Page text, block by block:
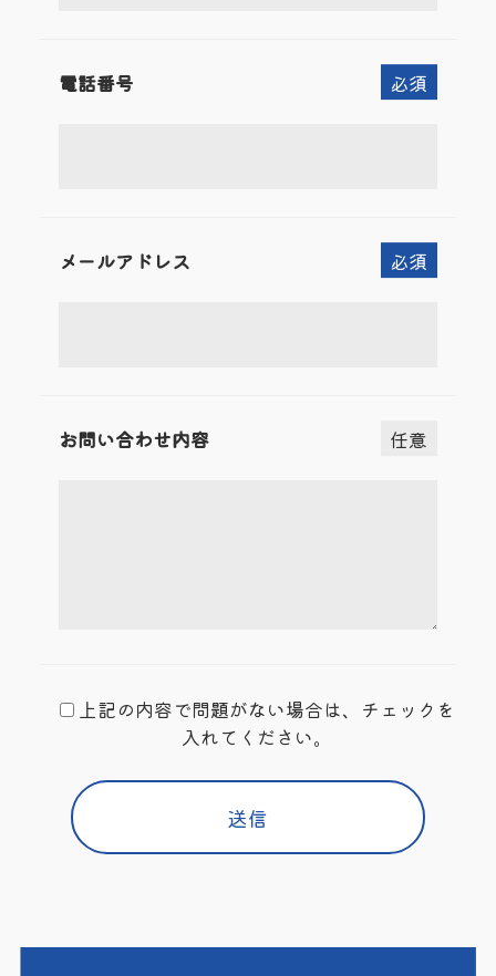
必須
電話番号
必須
メールアドレス
任意
お問い合わせ内容
上記の内容で問題がない場合は、チェックを
入れてください。